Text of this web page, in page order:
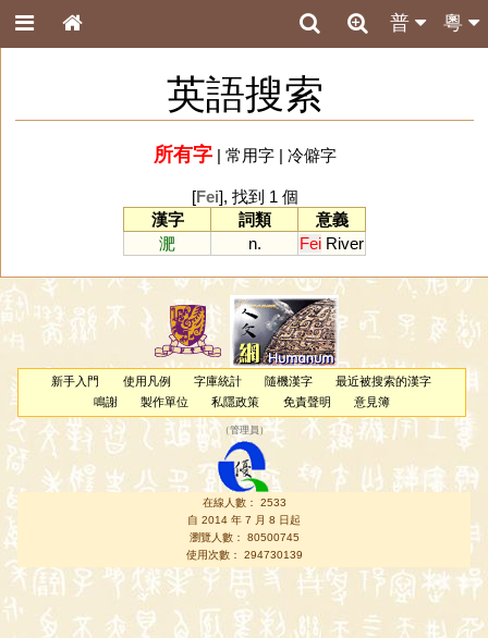
粵
普
英語搜索
所有字| 常用字| 冷僻字
[Fei], 找到 1 個
漢字
詞類
意義
淝
n. Fei River
新手入門 使用凡例 字庫統計 隨機漢字
最近被搜索的漢字
鳴謝
製作單位 私隱政策 免責聲明 意見簿
（管理員 ）
在線人數： 2533
自 2014 年 7 月 8 日起
瀏覽人數： 80500745
使用次數： 294730139